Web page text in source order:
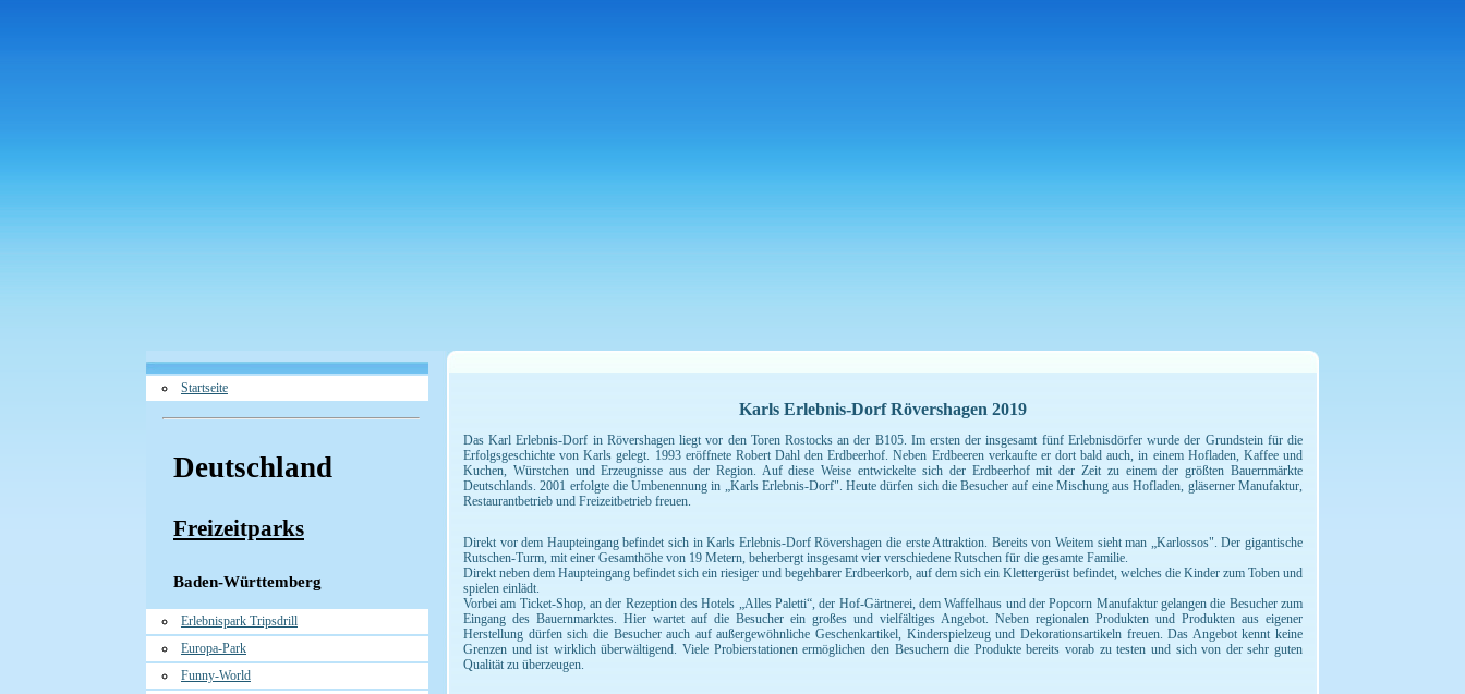
Startseite
Deutschland
Freizeitparks
Baden-Württemberg
Erlebnispark Tripsdrill
Europa-Park
Funny-World
Karls Erlebnis-Dorf Rövershagen 2019
Das Karl Erlebnis-Dorf in Rövershagen liegt vor den Toren Rostocks an der B105. Im ersten der insgesamt fünf Erlebnisdörfer wurde der Grundstein für die
Erfolgsgeschichte von Karls gelegt. 1993 eröffnete Robert Dahl den Erdbeerhof. Neben Erdbeeren verkaufte er dort bald auch, in einem Hofladen, Kaffee und
Kuchen, Würstchen und Erzeugnisse aus der Region. Auf diese Weise entwickelte sich der Erdbeerhof mit der Zeit zu einem der größten Bauernmärkte
Deutschlands. 2001 erfolgte die Umbenennung in „Karls Erlebnis-Dorf". Heute dürfen sich die Besucher auf eine Mischung aus Hofladen, gläserner Manufaktur,
Restaurantbetrieb und Freizeitbetrieb freuen.
Direkt vor dem Haupteingang befindet sich in Karls Erlebnis-Dorf Rövershagen die erste Attraktion. Bereits von Weitem sieht man „Karlossos". Der gigantische
Rutschen-Turm, mit einer Gesamthöhe von 19 Metern, beherbergt insgesamt vier verschiedene Rutschen für die gesamte Familie.
Direkt neben dem Haupteingang befindet sich ein riesiger und begehbarer Erdbeerkorb, auf dem sich ein Klettergerüst befindet, welches die Kinder zum Toben und
spielen einlädt.
Vorbei am Ticket-Shop, an der Rezeption des Hotels „Alles Paletti“, der Hof-Gärtnerei, dem Waffelhaus und der Popcorn Manufaktur gelangen die Besucher zum
Eingang des Bauernmarktes. Hier wartet auf die Besucher ein großes und vielfältiges Angebot. Neben regionalen Produkten und Produkten aus eigener
Herstellung dürfen sich die Besucher auch auf außergewöhnliche Geschenkartikel, Kinderspielzeug und Dekorationsartikeln freuen. Das Angebot kennt keine
Grenzen und ist wirklich überwältigend. Viele Probierstationen ermöglichen den Besuchern die Produkte bereits vorab zu testen und sich von der sehr guten
Qualität zu überzeugen.